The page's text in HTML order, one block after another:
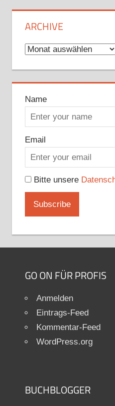
ARCHIVE
Archive
Name
Email
Bitte unsere
GO ON FÜR PROFIS
Anmelden
Eintrags-Feed
Kommentar-Feed
WordPress.org
BUCHBLOGGER